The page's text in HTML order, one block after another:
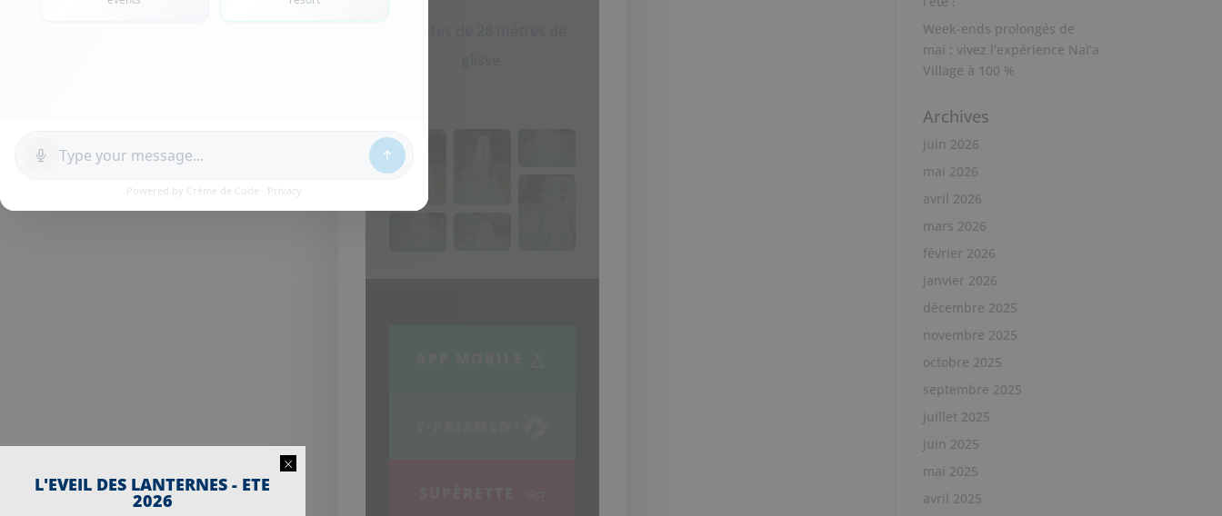
Week-ends prolongés de
mai : vivez l’expérience Nai’a
Village à 100 %
Archives
juin 2026
mai 2026
avril 2026
mars 2026
février 2026
janvier 2026
décembre 2025
novembre 2025
octobre 2025
septembre 2025
juillet 2025
juin 2025
mai 2025
avril 2025
×
L'EVEIL DES LANTERNES - ETE
2026